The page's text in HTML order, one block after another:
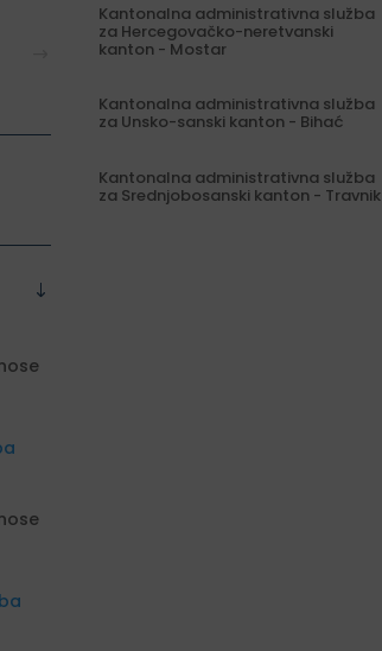
Kantonalna administrativna služba
za Hercegovačko-neretvanski
kanton - Mostar
Kantonalna administrativna služba
za Unsko-sanski kanton - Bihać
Kantonalna administrativna služba
za Srednjobosanski kanton - Travnik